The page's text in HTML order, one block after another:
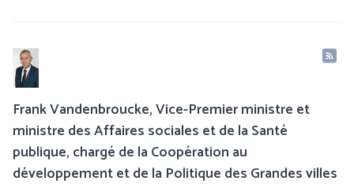
Frank Vandenbroucke, Vice-Premier ministre et
ministre des Affaires sociales et de la Santé
publique, chargé de la Coopération au
développement et de la Politique des Grandes villes